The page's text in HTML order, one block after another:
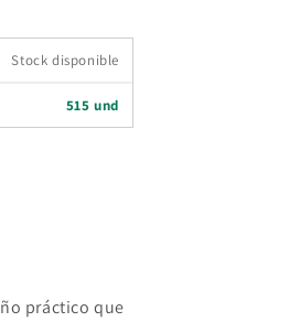
Stock disponible
515 und
práctico que